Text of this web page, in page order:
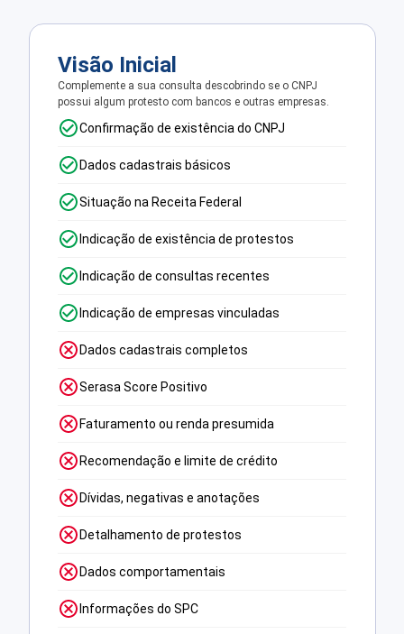
Visão Inicial
Complemente a sua consulta descobrindo se o CNPJ
possui algum protesto com bancos e outras empresas.
Confirmação de existência do CNPJ
Dados cadastrais básicos
Situação na Receita Federal
Indicação de existência de protestos
Indicação de consultas recentes
Indicação de empresas vinculadas
Dados cadastrais completos
Serasa Score Positivo
Faturamento ou renda presumida
Recomendação e limite de crédito
Dívidas, negativas e anotações
Detalhamento de protestos
Dados comportamentais
Informações do SPC